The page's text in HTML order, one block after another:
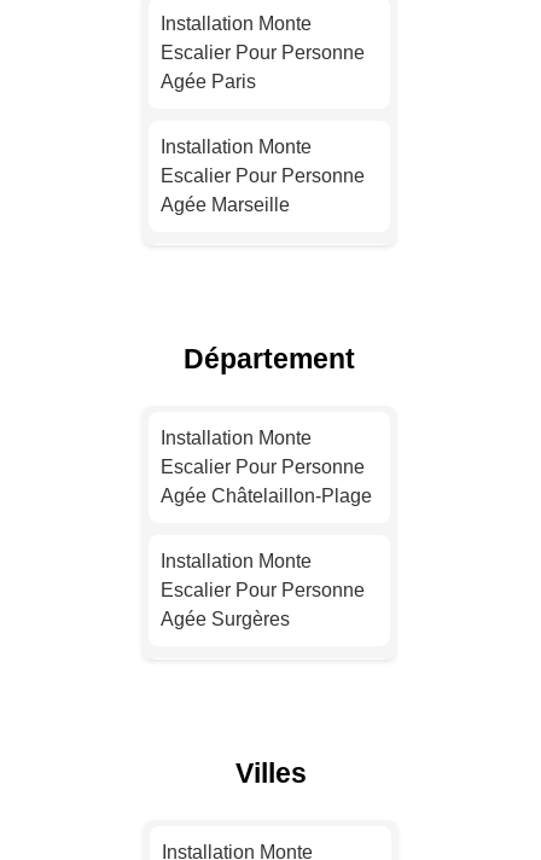
Installation Monte
Escalier Pour Personne
Agée Paris
Installation Monte
Escalier Pour Personne
Agée Marseille
Installation Monte
Département
Installation Monte
Escalier Pour Personne
Agée Châtelaillon-Plage
Installation Monte
Escalier Pour Personne
Agée Surgères
Villes
Installation Monte